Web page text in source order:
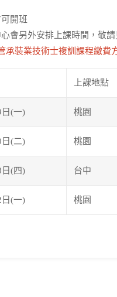
開班
會另外安排上課時間，敬請
承裝業技術士複訓課程繳費
上課地點
日(一) 桃園
日(二) 桃園
日(四) 台中
日(一) 桃園